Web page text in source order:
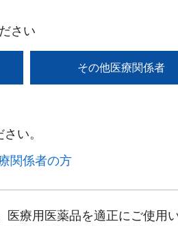
さい
その他医療関係者
い。​
関係者の方​
医療用医薬品を適正にご使用